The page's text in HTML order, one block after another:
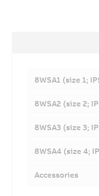
8WSA1 (size 1;
8WSA2 (size 2;
8WSA3 (size 3;
8WSA4 (size 4;
Accessories